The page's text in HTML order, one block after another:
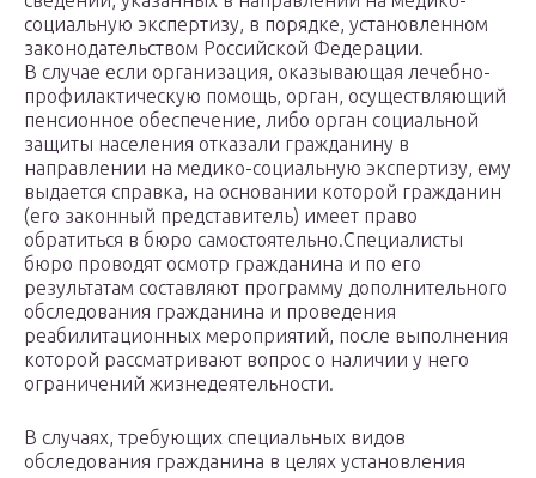
социальную экспертизу, в порядке, установленном
законодательством Российской Федерации.
В случае если организация, оказывающая лечебно-
профилактическую помощь, орган, осуществляющий
пенсионное обеспечение, либо орган социальной
защиты населения отказали гражданину в
направлении на медико-социальную экспертизу, ему
выдается справка, на основании которой гражданин
(его законный представитель) имеет право
обратиться в бюро самостоятельно.Специалисты
бюро проводят осмотр гражданина и по его
результатам составляют программу дополнительного
обследования гражданина и проведения
реабилитационных мероприятий, после выполнения
которой рассматривают вопрос о наличии у него
ограничений жизнедеятельности.
В случаях, требующих специальных видов
обследования гражданина в целях установления